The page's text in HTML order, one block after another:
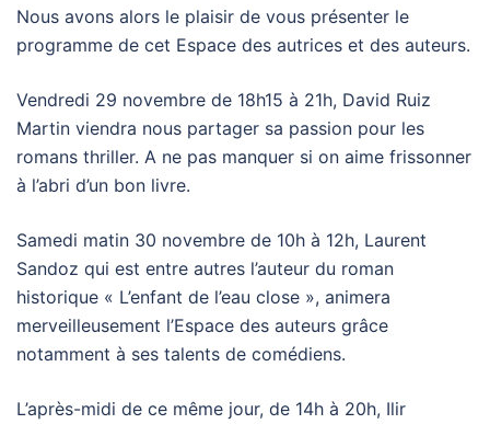
Nous avons alors le plaisir de vous présenter le
programme de cet Espace des autrices et des auteurs.
Vendredi 29 novembre de 18h15 à 21h, David Ruiz
Martin viendra nous partager sa passion pour les
romans thriller. A ne pas manquer si on aime frissonner
à l’abri d’un bon livre.
Samedi matin 30 novembre de 10h à 12h, Laurent
Sandoz qui est entre autres l’auteur du roman
historique « L’enfant de l’eau close », animera
merveilleusement l’Espace des auteurs grâce
notamment à ses talents de comédiens.
L’après-midi de ce même jour, de 14h à 20h, Ilir